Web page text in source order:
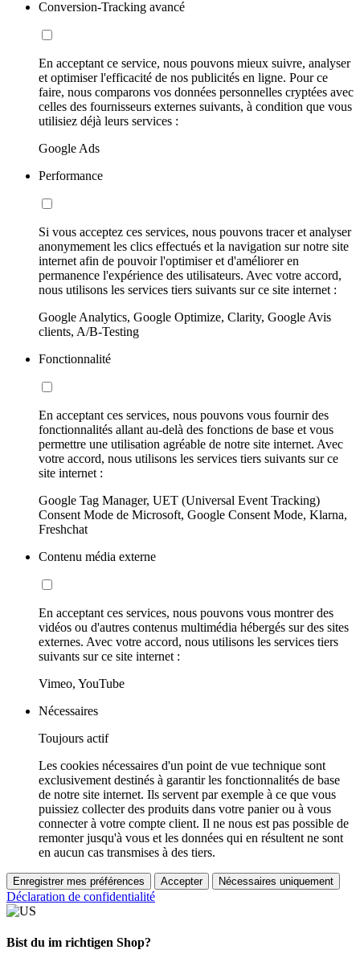
Conversion-Tracking avancé
En acceptant ce service, nous pouvons mieux suivre, analyser
et optimiser l'efficacité de nos publicités en ligne. Pour ce
faire, nous comparons vos données personnelles cryptées avec
celles des fournisseurs externes suivants, à condition que vous
utilisiez déjà leurs services :
Google Ads
Performance
Si vous acceptez ces services, nous pouvons tracer et analyser
anonymement les clics effectués et la navigation sur notre site
internet afin de pouvoir l'optimiser et d'améliorer en
permanence l'expérience des utilisateurs. Avec votre accord,
nous utilisons les services tiers suivants sur ce site internet :
Google Analytics, Google Optimize, Clarity, Google Avis
clients, A/B-Testing
Fonctionnalité
En acceptant ces services, nous pouvons vous fournir des
fonctionnalités allant au-delà des fonctions de base et vous
permettre une utilisation agréable de notre site internet. Avec
votre accord, nous utilisons les services tiers suivants sur ce
site internet :
Google Tag Manager, UET (Universal Event Tracking)
Consent Mode de Microsoft, Google Consent Mode, Klarna,
Freshchat
Contenu média externe
En acceptant ces services, nous pouvons vous montrer des
vidéos ou d'autres contenus multimédia hébergés sur des sites
externes. Avec votre accord, nous utilisons les services tiers
suivants sur ce site internet :
Vimeo, YouTube
Nécessaires
Toujours actif
Les cookies nécessaires d'un point de vue technique sont
exclusivement destinés à garantir les fonctionnalités de base
de notre site internet. Ils servent par exemple à ce que vous
puissiez collecter des produits dans votre panier ou à vous
connecter à votre compte client. Il ne nous est pas possible de
remonter jusqu'à vous et les données qui en résultent ne sont
en aucun cas transmises à des tiers.
Enregistrer mes préférences Accepter Nécessaires uniquement
Déclaration de confidentialité
Bist du im richtigen Shop?